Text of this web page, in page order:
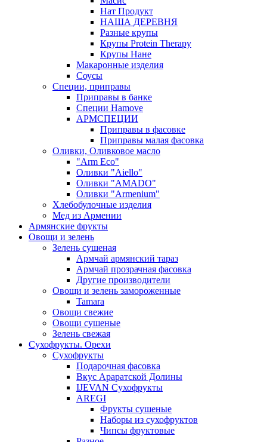
Нат Продукт
НАША ДЕРЕВНЯ
Разные крупы
Крупы Protein Therapy
Крупы Нане
Макаронные изделия
Соусы
Специи, приправы
Приправы в банке
Специи Hamove
АРМСПЕЦИИ
Приправы в фасовке
Приправы малая фасовка
Оливки, Оливковое масло
"Arm Eco"
Оливки "Aiello"
Оливки "AMADO"
Оливки "Armenium"
Хлебобулочные изделия
Мед из Армении
Армянские фрукты
Овощи и зелень
Зелень сушеная
Армчай армянский тараз
Армчай прозрачная фасовка
Другие производители
Овощи и зелень замороженные
Tamara
Овощи свежие
Овощи сушеные
Зелень свежая
Сухофрукты. Орехи
Сухофрукты
Подарочная фасовка
Вкус Араратской Долины
IJEVAN Сухофрукты
AREGI
Фрукты сушеные
Наборы из сухофруктов
Чипсы фруктовые